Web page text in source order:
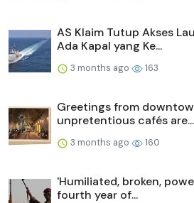
AS Klaim Tutup Akses
Ada Kapal yang Ke...
3 months ago 163
Greetings from
unpretentious cafés are...
3 months ago 160
'Humiliated, broken,
fourth year of...